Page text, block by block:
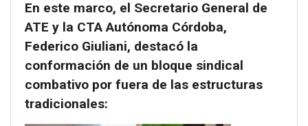
En este marco, el Secretario General de
ATE y la CTA Autónoma Córdoba,
Federico Giuliani, destacó la
conformación de un bloque sindical
combativo por fuera de las estructuras
tradicionales: